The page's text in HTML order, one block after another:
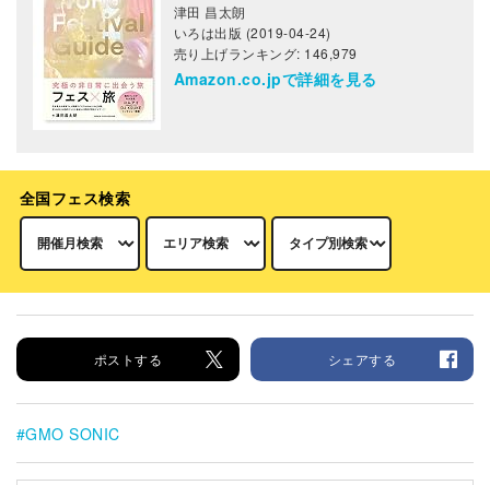
津田 昌太朗
いろは出版 (2019-04-24)
売り上げランキング: 146,979
Amazon.co.jpで詳細を見る
全国フェス検索
ポストする シェアする
GMO SONIC